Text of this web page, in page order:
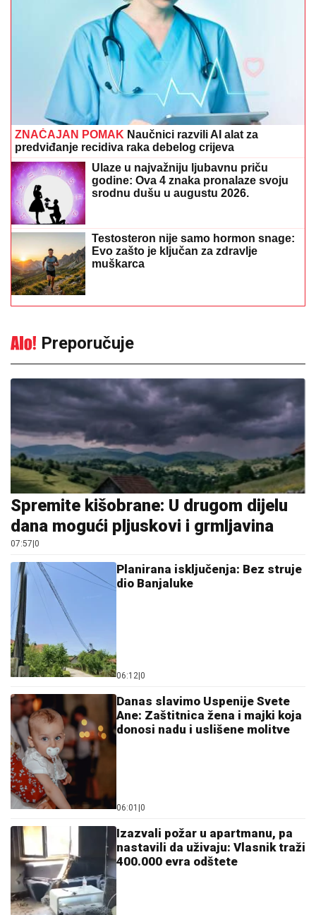
ZNAČAJAN POMAK Naučnici razvili AI alat za
predviđanje recidiva raka debelog crijeva
Ulaze u najvažniju ljubavnu priču
godine: Ova 4 znaka pronalaze svoju
srodnu dušu u augustu 2026.
Testosteron nije samo hormon snage:
Evo zašto je ključan za zdravlje
muškarca
Preporučuje
Spremite kišobrane: U drugom dijelu
dana mogući pljuskovi i grmljavina
07:57 0
Planirana isključenja: Bez struje
dio Banjaluke
06:12 0
Danas slavimo Uspenije Svete
Ane: Zaštitnica žena i majki koja
donosi nadu i uslišene molitve
06:01 0
Izazvali požar u apartmanu, pa
nastavili da uživaju: Vlasnik traži
400.000 evra odštete